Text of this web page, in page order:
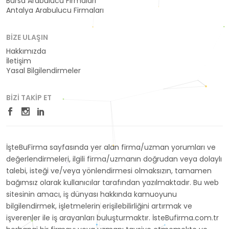
Antalya Arabulucu Firmaları
BIZE ULAŞIN
Hakkımızda
İletişim
Yasal Bilgilendirmeler
BIZI TAKIP ET
İşteBuFirma sayfasında yer alan firma/uzman yorumları ve
değerlendirmeleri, ilgili firma/uzmanın doğrudan veya dolaylı
talebi, isteği ve/veya yönlendirmesi olmaksızın, tamamen
bağımsız olarak kullanıcılar tarafından yazılmaktadır. Bu web
sitesinin amacı, iş dünyası hakkında kamuoyunu
bilgilendirmek, işletmelerin erişilebilirliğini artırmak ve
işverenler ile iş arayanları buluşturmaktır. İsteBufirma.com.tr